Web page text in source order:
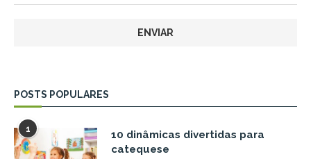
POSTS POPULARES
1
10 dinâmicas divertidas para
catequese